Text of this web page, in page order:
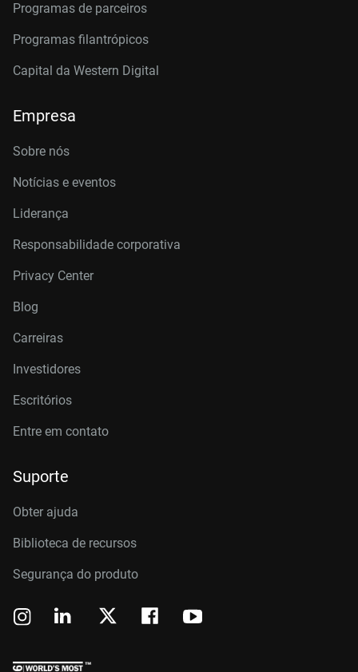
Programas de parceiros
Programas filantrópicos
Capital da Western Digital
Empresa
Sobre nós
Notícias e eventos
Liderança
Responsabilidade corporativa
Privacy Center
Blog
Carreiras
Investidores
Escritórios
Entre em contato
Suporte
Obter ajuda
Biblioteca de recursos
Segurança do produto